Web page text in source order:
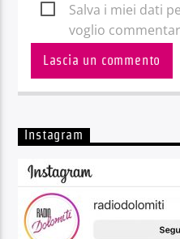
Salva i miei dati
voglio
Instagram